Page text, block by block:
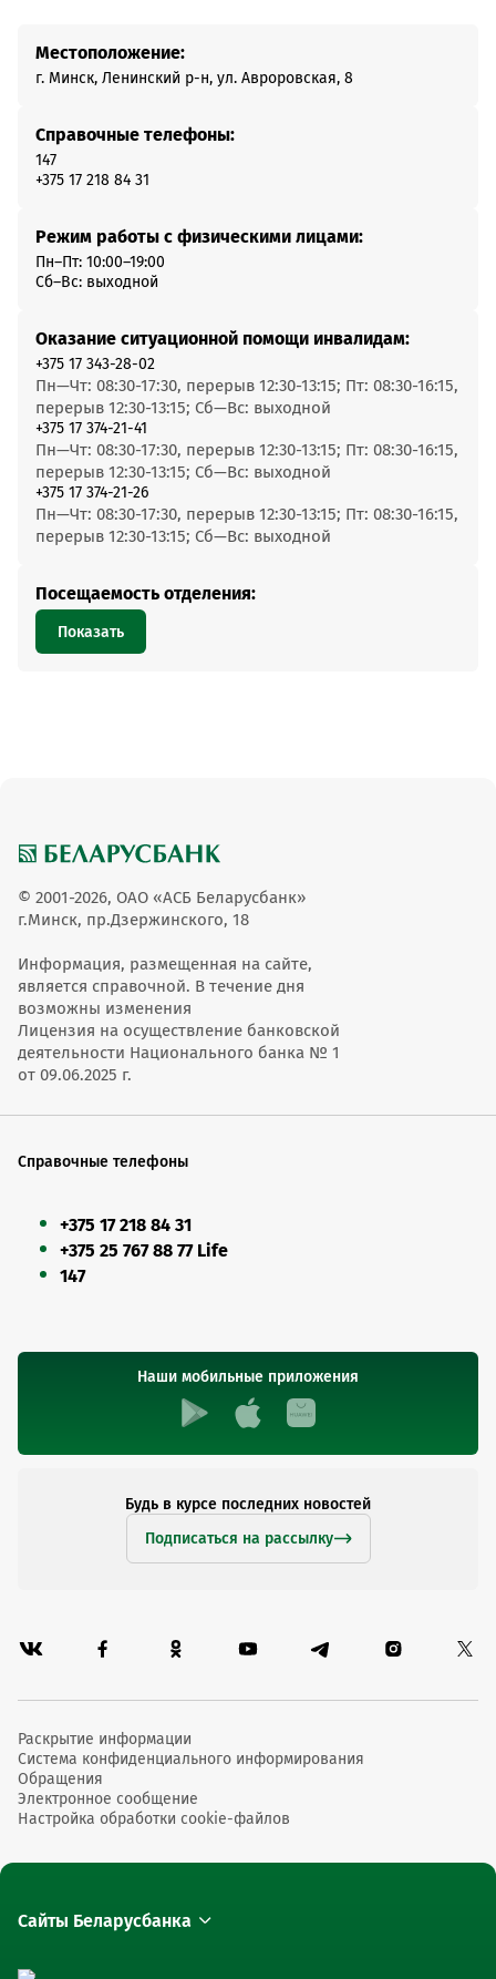
Местоположение:
г. Минск, Ленинский р-н, ул. Авроровская, 8
Справочные телефоны:
147
+375 17 218 84 31
Режим работы с физическими лицами:
Пн–Пт: 10:00–19:00
Сб–Вс: выходной
Оказание ситуационной помощи инвалидам:
+375 17 343-28-02
Пн—Чт: 08:30-17:30, перерыв 12:30-13:15; Пт: 08:30-16:15,
перерыв 12:30-13:15; Сб—Вс: выходной
+375 17 374-21-41
Пн—Чт: 08:30-17:30, перерыв 12:30-13:15; Пт: 08:30-16:15,
перерыв 12:30-13:15; Сб—Вс: выходной
+375 17 374-21-26
Пн—Чт: 08:30-17:30, перерыв 12:30-13:15; Пт: 08:30-16:15,
перерыв 12:30-13:15; Сб—Вс: выходной
Посещаемость отделения:
Показать
© 2001-2026, ОАО «АСБ Беларусбанк»
г.Минск, пр.Дзержинского, 18
Информация, размещенная на сайте,
является справочной. В течение дня
возможны изменения
Лицензия на осуществление банковской
деятельности Национального банка № 1
от 09.06.2025 г.
Справочные телефоны
+375 17 218 84 31
+375 25 767 88 77 Life
147
Наши мобильные приложения
Будь в курсе последних новостей
Подписаться на рассылку
Раскрытие информации
Система конфиденциального информирования
Обращения
Электронное сообщение
Настройка обработки cookie-файлов
Сайты Беларусбанка